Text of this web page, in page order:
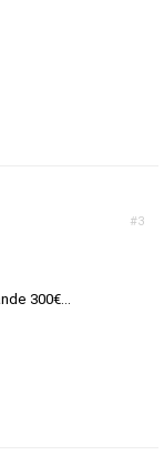
#3
300€...